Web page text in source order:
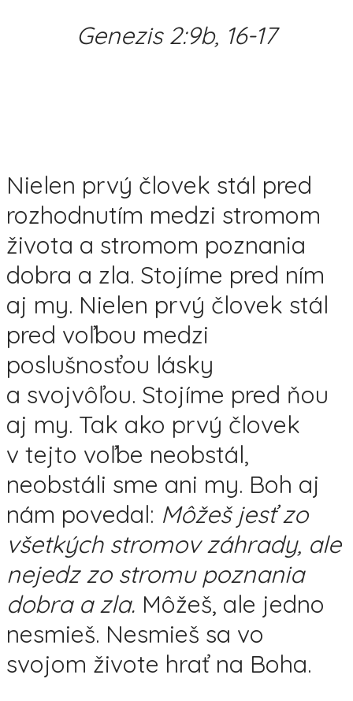
Genezis 2:9b, 16-17
Nielen prvý človek stál pred
rozhodnutím medzi stromom
života a stromom poznania
dobra a zla. Stojíme pred ním
aj my. Nielen prvý človek stál
pred voľbou medzi
poslušnosťou lásky
a svojvôľou. Stojíme pred ňou
aj my. Tak ako prvý človek
v tejto voľbe neobstál,
neobstáli sme ani my. Boh aj
nám povedal: Môžeš jesť zo
všetkých stromov záhrady, ale
nejedz zo stromu poznania
dobra a zla. Môžeš, ale jedno
nesmieš. Nesmieš sa vo
svojom živote hrať na Boha.